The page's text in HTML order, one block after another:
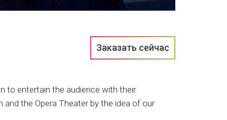
Заказать сейчас
to entertain the audience with their
the Opera Theater by the idea of our